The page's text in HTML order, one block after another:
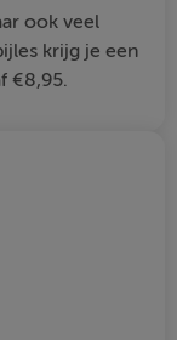
ook veel
krijg je een
€8,95.